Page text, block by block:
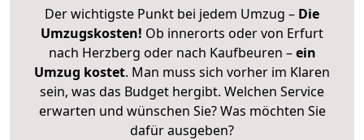
Der wichtigste Punkt bei jedem Umzug – Die
Umzugskosten! Ob innerorts oder von Erfurt
nach Herzberg oder nach Kaufbeuren –ein
Umzug kostet. Man muss sich vorher im Klaren
sein, was das Budget hergibt. Welchen Service
erwarten und wünschen Sie? Was möchten Sie
dafür ausgeben?